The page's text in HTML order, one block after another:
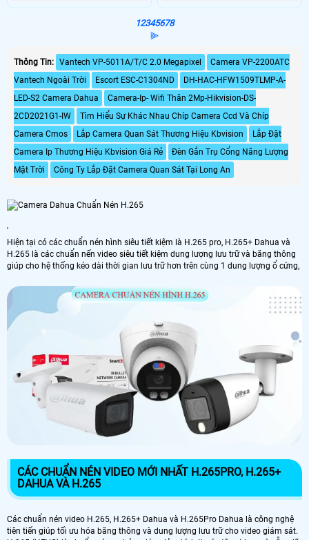
12345678
⫸
Thông Tin: Vantech VP-5011A/T/C 2.0 Megapixel
Camera VP-2200ATC
Vantech Ngoài Trời
Escort ESC-C1304ND
DH-HAC-HFW1509TLMP-A-
LED-S2 Camera Dahua
Camera-Ip- Wifi Thân 2Mp-Hikvision-DS-
2CD2021G1-IW
Tìm Hiểu Sự Khác Nhau Chíp Camera Ccd Và Chíp
Camera Cmos
Lắp Camera Quan Sát Thương Hiệu Kbvision
Lắp Đặt
Camera Ip Thương Hiệu Kbvision Giá Rẻ
Đèn Gắn Trụ Cổng Năng Lượng
Mặt Trời
Công Ty Lắp Đặt Camera Quan Sát Tại Long An
'
Hiện tại có các chuẩn nén hình siêu tiết kiệm là H.265 pro, H.265+ Dahua và
H.265 là các chuẩn nến video siêu tiết kiệm dung lượng lưu trữ và băng thông
giúp cho hệ thống kéo dài thời gian lưu trữ hơn trên cùng 1 dung lượng ổ cứng,
CÁC CHUẨN NÉN VIDEO MỚI NHẤT H.265PRO, H.265+
DAHUA VÀ H.265
Các chuẩn nén video H.265, H.265+ Dahua và H.265Pro Dahua là công nghệ
tiên tiến giúp tối ưu hóa băng thông và dung lượng lưu trữ cho video giám sát.